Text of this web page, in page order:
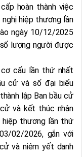
hoàn thành việc
hiệp thương lần
ngày 10/12/2025
lượng người được
cấu lần thứ nhất
cử và số đại biểu
lập Ban bầu cử
và kết thúc nhận
thương lần thứ
02/2026, gắn với
và niêm yết danh